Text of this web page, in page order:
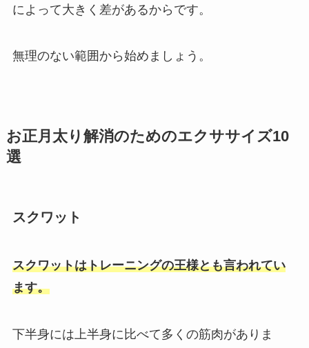
によって大きく差があるからです。
無理のない範囲から始めましょう。
お正月太り解消のためのエクササイズ10
選
スクワット
スクワットはトレーニングの王様とも言われてい
ます。
下半身には上半身に比べて多くの筋肉がありま